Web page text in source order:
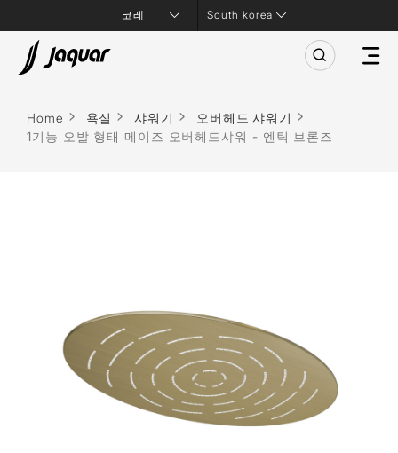
South korea
Home 욕실 샤워기
오버헤드 샤워기
1기능 오발 형태 메이즈 오버헤드샤워 - 엔틱 브론즈